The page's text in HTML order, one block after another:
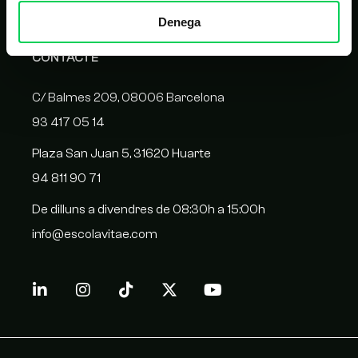
Denega
CONTACTE
C/ Balmes 209, 08006 Barcelona
93 417 05 14
Plaza San Juan 5, 31620 Huarte
94 811 90 71
De dilluns a divendres de 08:30h a 15:00h
info@escolavitae.com